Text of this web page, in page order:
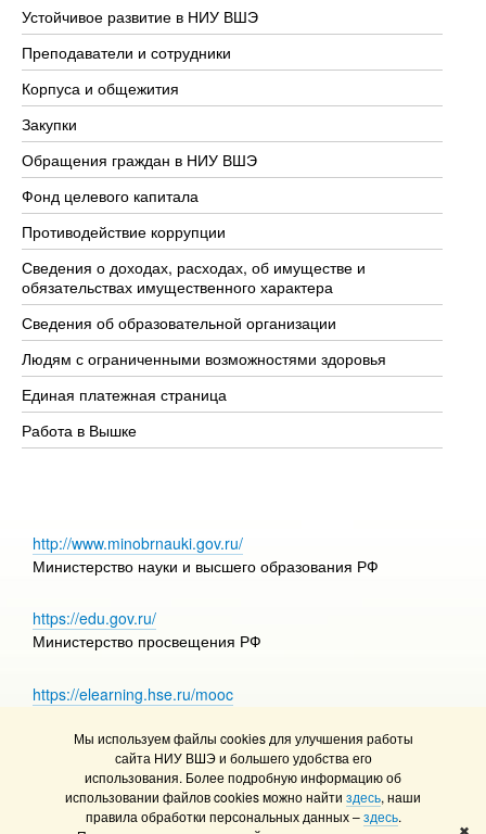
Мы используем файлы cookies для улучшения работы
сайта НИУ ВШЭ и большего удобства его
использования. Более подробную информацию об
использовании файлов cookies можно найти здесь, наши
правила обработки персональных данных –здесь.
Устойчивое развитие в НИУ ВШЭ
Преподаватели и сотрудники
Корпуса и общежития
Закупки
Обращения граждан в НИУ ВШЭ
Фонд целевого капитала
Противодействие коррупции
Сведения о доходах, расходах, об имуществе и
обязательствах имущественного характера
Сведения об образовательной организации
Людям с ограниченными возможностями здоровья
Единая платежная страница
Работа в Вышке
http://www.minobrnauki.gov.ru/
Министерство науки и высшего образования РФ
https://edu.gov.ru/
Министерство просвещения РФ
https://elearning.hse.ru/mooc
© НИУ ВШЭ 1993–2026
Адреса и контакты
Условия использования материалов